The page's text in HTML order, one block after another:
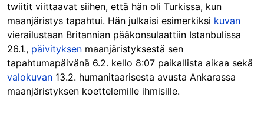
twiitit viittaavat siihen, että hän oli Turkissa, kun
maanjäristys tapahtui. Hän julkaisi esimerkiksi kuvan
vierailustaan Britannian pääkonsulaattiin Istanbulissa
26.1., päivityksen maanjäristyksestä sen
tapahtumapäivänä 6.2. kello 8:07 paikallista aikaa sekä
valokuvan 13.2. humanitaarisesta avusta Ankarassa
maanjäristyksen koettelemille ihmisille.